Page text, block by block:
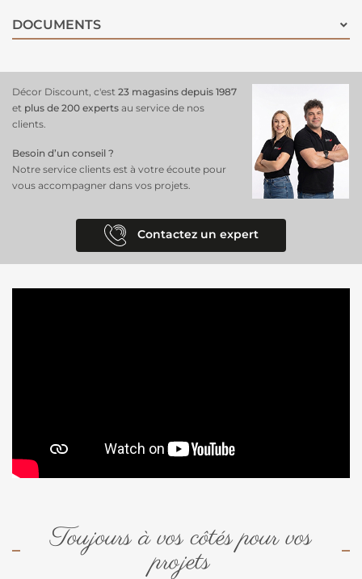
DOCUMENTS
Décor Discount, c'est 23 magasins depuis 1987
et plus de 200 experts au service de nos
clients.
Besoin d’un conseil ?
Notre service clients est à votre écoute pour
vous accompagner dans vos projets.
Contactez un expert
Toujours à vos côtés pour vos
projets